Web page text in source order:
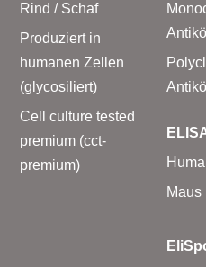
Rind / Schaf
Produziert in
humanen Zellen
(glycosiliert)
Cell culture tested
premium (cct-
premium)
Maus